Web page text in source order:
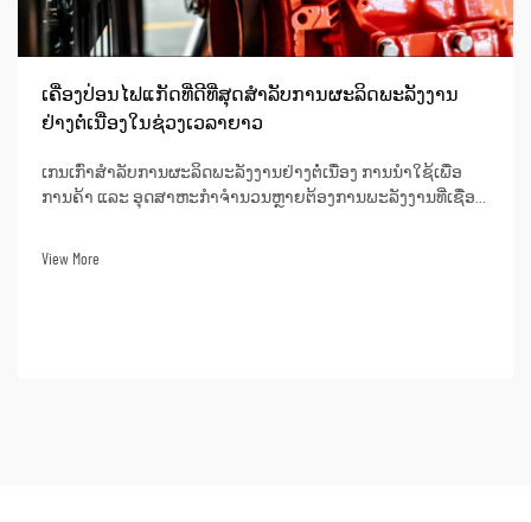
ເຄື່ອງປ່ອນໄຟແກັດທີ່ດີທີ່ສຸດສຳລັບການຜະລິດພະລັງງານ
ຢ່າງຕໍ່ເນື່ອງໃນຊ່ວງເວລາຍາວ
ເກນເກົ່າສຳລັບການຜະລິດພະລັງງານຢ່າງຕໍ່ເນື່ອງ ການນຳໃຊ້ເພື່ອ
ການຄ້າ ແລະ ອຸດສາຫະກຳຈຳນວນຫຼາຍຕ້ອງການພະລັງງານທີ່ເຊື່ອຖື
View More